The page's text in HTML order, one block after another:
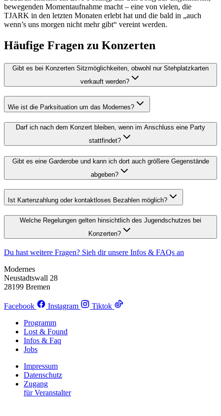
bewegenden Momentaufnahme macht – eine von vielen, die
TJARK in den letzten Monaten erlebt hat und die bald in „auch
wenn’s uns morgen nicht mehr gibt“ vereint werden.
Häufige Fragen zu Konzerten
Gibt es bei Konzerten Sitzmöglichkeiten, obwohl nur Stehplatzkarten
verkauft werden?
Wie ist die Parksituation um das Modernes?
Darf ich nach dem Konzert bleiben, wenn im Anschluss eine Party
stattfindet?
Gibt es eine Garderobe und kann ich dort auch größere Gegenstände
abgeben?
Ist Kartenzahlung oder kontaktloses Bezahlen möglich?
Welche Regelungen gelten hinsichtlich des Jugendschutzes bei
Konzerten?
Du hast weitere Fragen? Sieh dir unsere Infos & FAQs an
Modernes
Neustadtswall 28
28199 Bremen
Facebook Instagram
Tiktok
Programm
Lost & Found
Infos & Faq
Jobs
Impressum
Datenschutz
Zugang
für Veranstalter